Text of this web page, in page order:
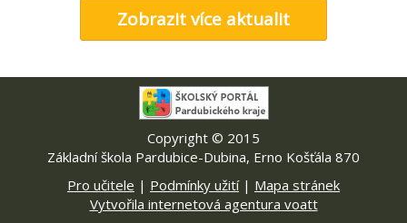
Zobrazit více aktualit
Copyright © 2015
Základní škola Pardubice-Dubina, Erno Košťála 870
Pro učitele | Podmínky užití| Mapa stránek
Vytvořila internetová agentura voatt